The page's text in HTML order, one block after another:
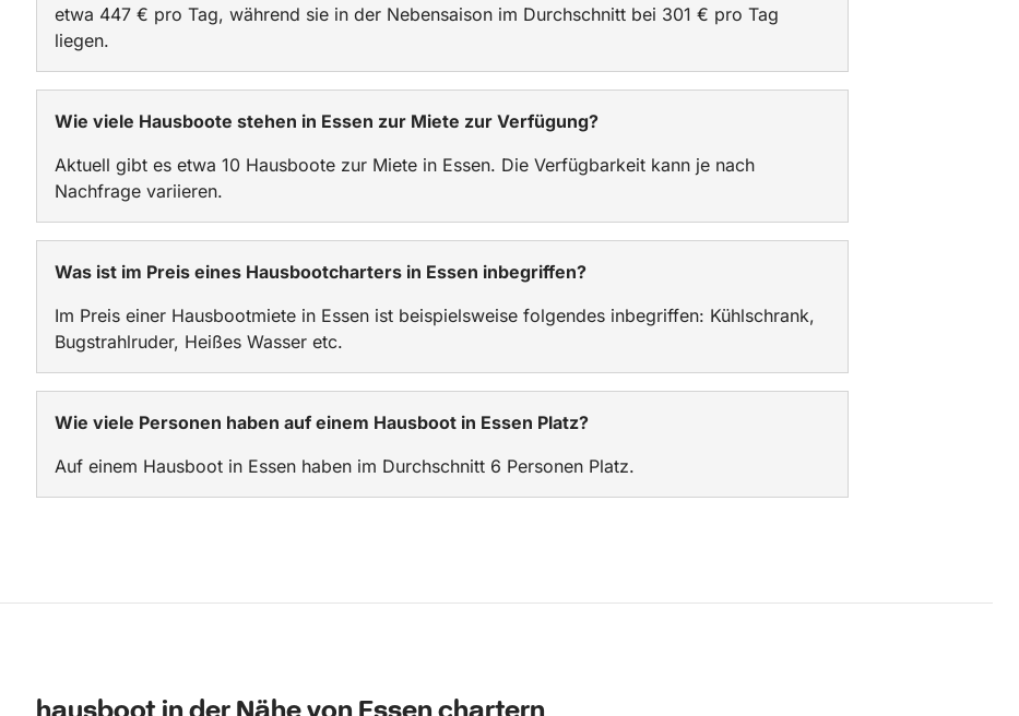
etwa 447 € pro Tag, während sie in der Nebensaison im Durchschnitt bei 301 € pro Tag
liegen.
Wie viele Hausboote stehen in Essen zur Miete zur Verfügung?
Aktuell gibt es etwa 10 Hausboote zur Miete in Essen. Die Verfügbarkeit kann je nach
Nachfrage variieren.
Was ist im Preis eines Hausbootcharters in Essen inbegriffen?
Im Preis einer Hausbootmiete in Essen ist beispielsweise folgendes inbegriffen: Kühlschrank,
Bugstrahlruder, Heißes Wasser etc.
Wie viele Personen haben auf einem Hausboot in Essen Platz?
Auf einem Hausboot in Essen haben im Durchschnitt 6 Personen Platz.